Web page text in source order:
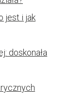
jest i jak
doskonała